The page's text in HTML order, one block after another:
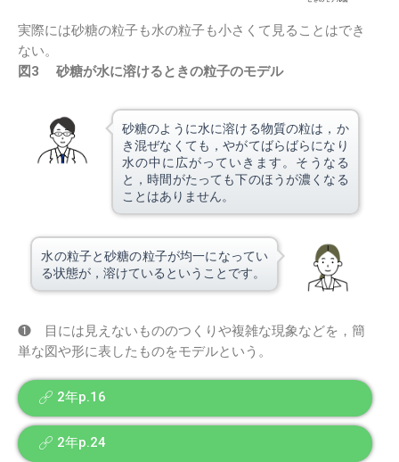
実際には砂糖の粒子も水の粒子も小さくて見ることはでき
ない。
図3 砂糖が水に溶けるときの粒子のモデル
砂糖のように水に溶ける物質の粒は，か
き混ぜなくても，やがてばらばらになり
水の中に広がっていきます。そうなる
と，時間がたっても下のほうが濃くなる
ことはありません。
水の粒子と砂糖の粒子が均一になってい
る状態が，溶けているということです。
❶ 目には見えないもののつくりや複雑な現象などを，簡
単な図や形に表したものをモデルという。
2年p.16
2年p.24